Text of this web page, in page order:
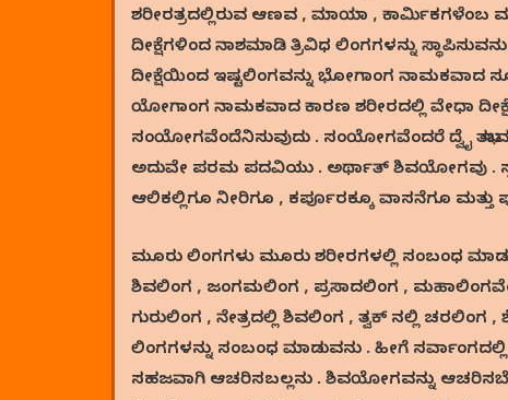
ಶರೀರತ್ರದಲ್ಲಿರುವ ಆಣವ , ಮಾಯಾ , ಕಾರ್ಮಿಕಗಳೆಂಬ
ದೀಕ್ಷೆಗಳಿಂದ ನಾಶಮಾಡಿ ತ್ರಿವಿಧ ಲಿಂಗಗಳನ್ನು
ದೀಕ್ಷೆಯಿಂದ ಇಷ್ಟಲಿಂಗವನ್ನು ಭೋಗಾಂಗ ನಾಮಕವಾದ
ಯೋಗಾಂಗ ನಾಮಕವಾದ ಕಾರಣ ಶರೀರದಲ್ಲಿ ವೇಧಾ
ಸಂಯೋಗವೆಂದೆನಿಸುವುದು . ಸಂಯೋಗವೆಂದರೆ ದ್ವೈ
ಅದುವೇ ಪರಮ ಪದವಿಯು . ಅರ್ಥಾತ್ ಶಿವಯೋಗವು .
ಆಲಿಕಲ್ಲಿಗೂ ನೀರಿಗೂ , ಕರ್ಪೂರಕ್ಕೂ ವಾಸನೆಗೂ ಮತ್ತು
ಮೂರು ಲಿಂಗಗಳು ಮೂರು ಶರೀರಗಳಲ್ಲಿ ಸಂಬಂಧ
ಶಿವಲಿಂಗ , ಜಂಗಮಲಿಂಗ , ಪ್ರಸಾದಲಿಂಗ ,
ಗುರುಲಿಂಗ , ನೇತ್ರದಲ್ಲಿ ಶಿವಲಿಂಗ , ತ್ವಕ್ ನಲ್ಲಿ
ಲಿಂಗಗಳನ್ನು ಸಂಬಂಧ ಮಾಡುವನು . ಹೀಗೆ
ಸಹಜವಾಗಿ ಆಚರಿಸಬಲ್ಲನು . ಶಿವಯೋಗವನ್ನು